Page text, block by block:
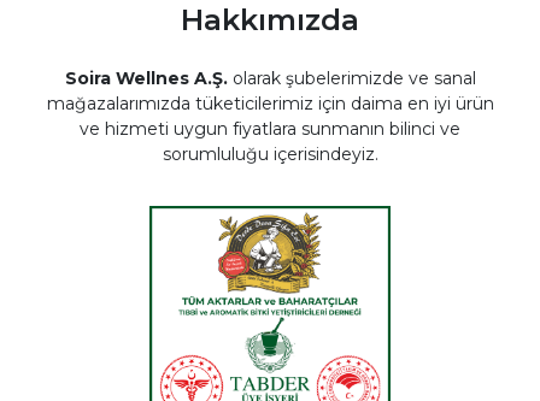
Hakkımızda
Soira Wellnes A.Ş.olarak şubelerimizde ve sanal
mağazalarımızda tüketicilerimiz için daima en iyi ürün
ve hizmeti uygun fiyatlara sunmanın bilinci ve
sorumluluğu içerisindeyiz.